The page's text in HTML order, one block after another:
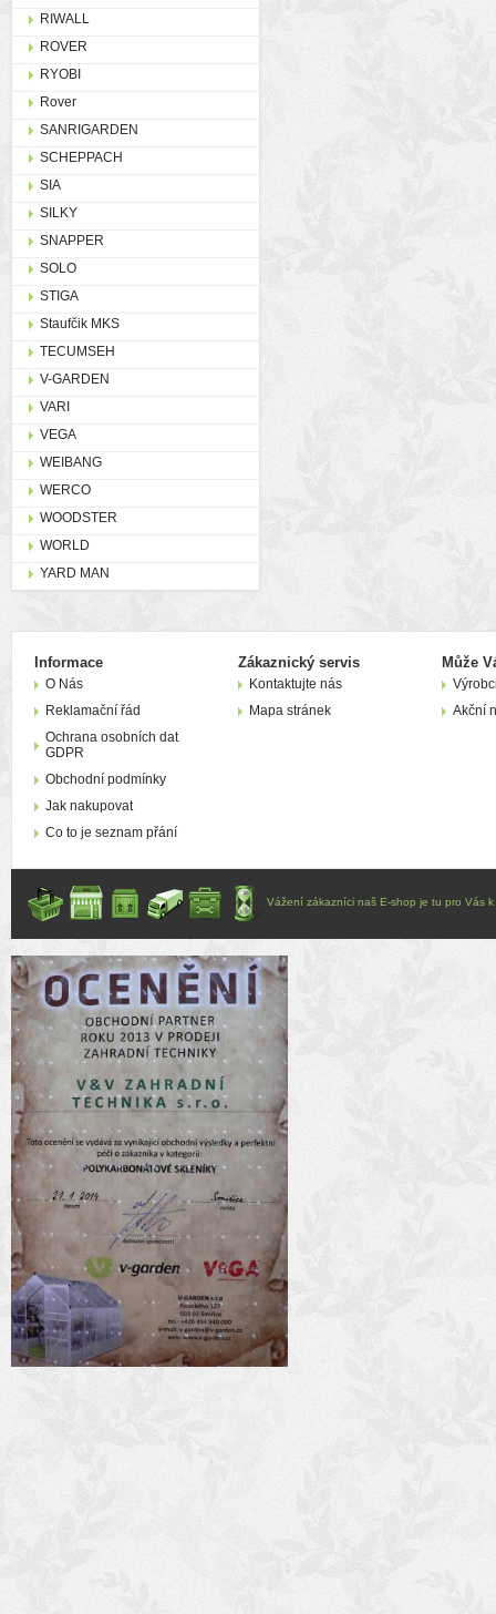
RIWALL
ROVER
RYOBI
Rover
SANRIGARDEN
SCHEPPACH
SIA
SILKY
SNAPPER
SOLO
STIGA
Staufčik MKS
TECUMSEH
V-GARDEN
VARI
VEGA
WEIBANG
WERCO
WOODSTER
WORLD
YARD MAN
Informace
O Nás
Reklamační řád
Ochrana osobních dat
GDPR
Obchodní podmínky
Jak nakupovat
Co to je seznam přání
Zákaznický servis
Kontaktujte nás
Mapa stránek
Může
Akční
Vážení zákazníci naš E-shop je tu pro Vás